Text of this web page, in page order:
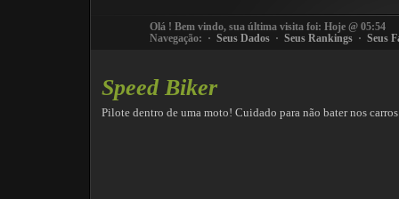
Olá ! Bem vindo, sua última visita foi: Hoje @ 05:54
Navegação: · Seus Dados · Seus Rankings · Seus
Speed Biker
Pilote dentro de uma moto! Cuidado para não bater nos